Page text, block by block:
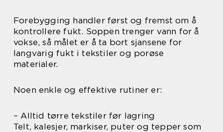
Forebygging handler først og fremst om å
kontrollere fukt. Soppen trenger vann for å
vokse, så målet er å ta bort sjansene for
langvarig fukt i tekstiler og porøse
materialer.
Noen enkle og effektive rutiner er:
– Alltid tørre tekstiler før lagring
Telt, kalesjer, markiser, puter og tepper som